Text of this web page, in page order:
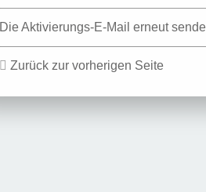
Die Aktivierungs-E-Mail erneut
Zurück zur vorherigen Seite